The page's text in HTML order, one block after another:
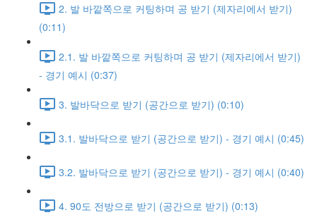
2. 발 바깥쪽으로 커팅하며 공 받기 (제자리에서 받기)
(0:11)
2.1. 발 바깥쪽으로 커팅하며 공 받기 (제자리에서 받기)
- 경기 예시 (0:37)
3. 발바닥으로 받기 (공간으로 받기) (0:10)
3.1. 발바닥으로 받기 (공간으로 받기) - 경기 예시 (0:45)
3.2. 발바닥으로 받기 (공간으로 받기) - 경기 예시 (0:40)
4. 90도 전방으로 받기 (공간으로 받기) (0:13)